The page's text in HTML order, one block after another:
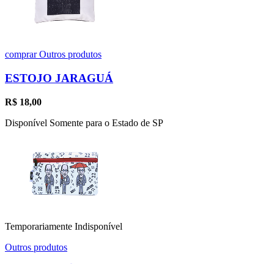
comprarOutros produtos
ESTOJO JARAGUÁ
R$ 18,00
Disponível Somente para o Estado de SP
Temporariamente Indisponível
Outros produtos